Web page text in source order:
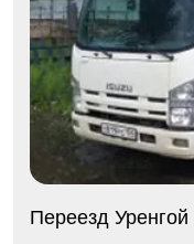
Переезд